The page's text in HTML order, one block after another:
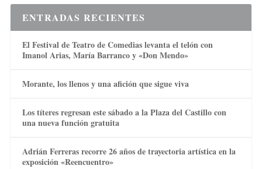
ENTRADAS RECIENTES
El Festival de Teatro de Comedias levanta el telón con
Imanol Arias, María Barranco y «Don Mendo»
Morante, los llenos y una afición que sigue viva
Los títeres regresan este sábado a la Plaza del Castillo con
una nueva función gratuita
Adrián Ferreras recorre 26 años de trayectoria artística en la
exposición «Reencuentro»